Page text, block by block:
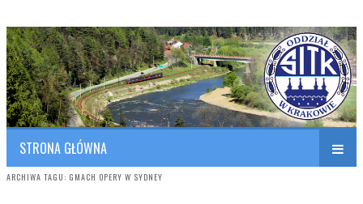
SITK RP Oddział w KRAKOWIE
Polish Association of Engineers & Technicians of Transportation
STRONA GŁÓWNA
ARCHIWA TAGU: GMACH OPERY W SYDNEY